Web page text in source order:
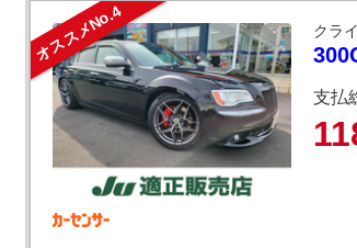
オススメNo.4 クラ
支払